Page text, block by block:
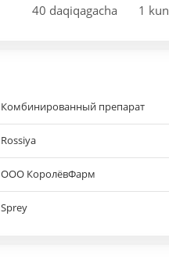
40 daqiqagacha 1 kun
Комбинированный препарат
Rossiya
ООО КоролёвФарм
Sprey